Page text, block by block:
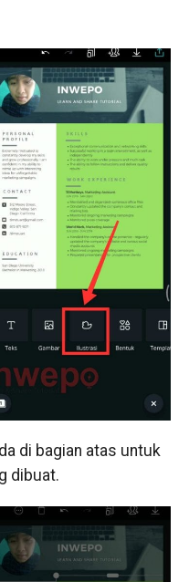
di bagian atas untuk
dibuat.